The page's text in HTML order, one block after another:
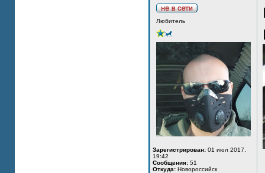
Любитель
Зарегистрирован: 01 июл 2017,
19:42
Сообщения: 51
Откуда: Новороссийск